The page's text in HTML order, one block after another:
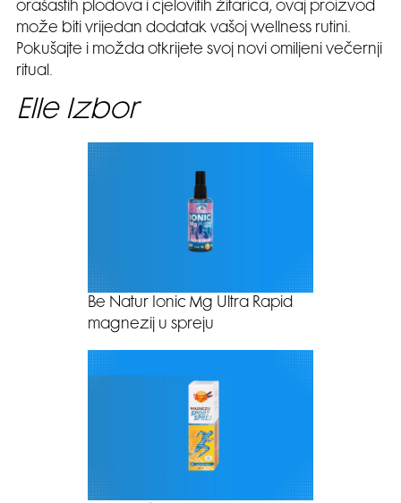
orašastih plodova i cjelovitih žitarica, ovaj proizvod
može biti vrijedan dodatak vašoj wellness rutini.
Pokušajte i možda otkrijete svoj novi omiljeni večernji
ritual.
Elle Izbor
Be Natur Ionic Mg Ultra Rapid
magnezij u spreju